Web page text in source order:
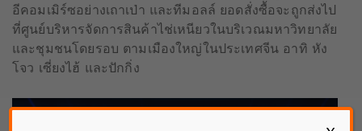
อีคอมเมิร์ซอย่างเถาเป่า และทีมอลล์ ยอดสั่งซื้อจะถูกส่งไป
ที่ศูนย์บริหารจัดการสินค้าไช่เหนียวในบริเวณมหาวิทยาลัย
และชุมชนโดยรอบ ตามเมืองใหญ่ในประเทศจีน อาทิ หัง
โจว เซี่ยงไฮ้ และปักกิ่ง